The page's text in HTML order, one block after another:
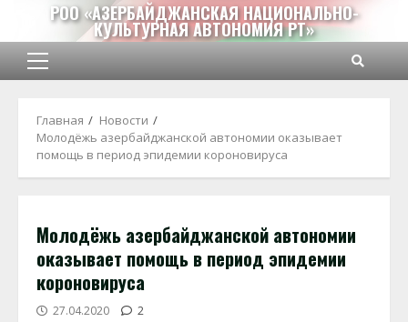
Перейти
содержимому
РОО «АЗЕРБАЙДЖАНСКАЯ НАЦИОНАЛЬНО-
КУЛЬТУРНАЯ АВТОНОМИЯ РТ»
Основное
Главная
Новости
Молодёжь азербайджанской автономии оказывает
помощь в период эпидемии короновируса
Молодёжь азербайджанской автономии
оказывает помощь в период эпидемии
короновируса
27.04.2020 2